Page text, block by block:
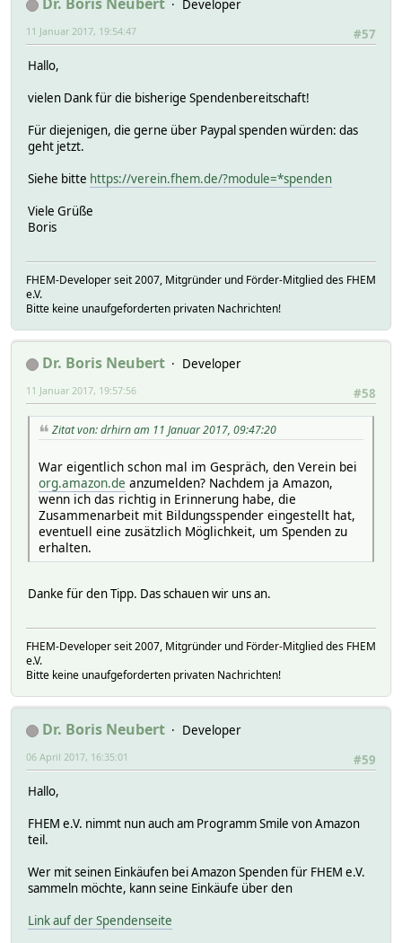
Developer
#57
11 Januar 2017, 19:54:47
Hallo,
vielen Dank für die bisherige Spendenbereitschaft!
Für diejenigen, die gerne über Paypal spenden würden: das
geht jetzt.
Siehe bitte https://verein.fhem.de/?module=*spenden
Viele Grüße
Boris
FHEM-Developer seit 2007, Mitgründer und Förder-Mitglied des FHEM
e.V.
Bitte keine unaufgeforderten privaten Nachrichten!
Dr. Boris Neubert
Developer
#58
11 Januar 2017, 19:57:56
Zitat von: drhirn am 11 Januar 2017, 09:47:20
War eigentlich schon mal im Gespräch, den Verein bei
org.amazon.de anzumelden? Nachdem ja Amazon,
wenn ich das richtig in Erinnerung habe, die
Zusammenarbeit mit Bildungsspender eingestellt hat,
eventuell eine zusätzlich Möglichkeit, um Spenden zu
erhalten.
Danke für den Tipp. Das schauen wir uns an.
FHEM-Developer seit 2007, Mitgründer und Förder-Mitglied des FHEM
e.V.
Bitte keine unaufgeforderten privaten Nachrichten!
Dr. Boris Neubert
Developer
#59
06 April 2017, 16:35:01
Hallo,
FHEM e.V. nimmt nun auch am Programm Smile von Amazon
teil.
Wer mit seinen Einkäufen bei Amazon Spenden für FHEM e.V.
sammeln möchte, kann seine Einkäufe über den
Link auf der Spendenseite